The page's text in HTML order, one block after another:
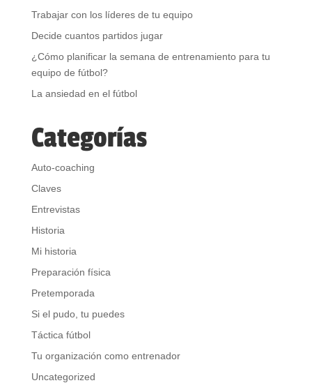
Trabajar con los líderes de tu equipo
Decide cuantos partidos jugar
¿Cómo planificar la semana de entrenamiento para tu
equipo de fútbol?
La ansiedad en el fútbol
Categorías
Auto-coaching
Claves
Entrevistas
Historia
Mi historia
Preparación física
Pretemporada
Si el pudo, tu puedes
Táctica fútbol
Tu organización como entrenador
Uncategorized